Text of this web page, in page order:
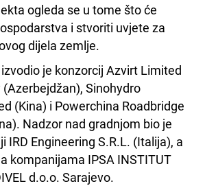
ogleda se u tome što će
i stvoriti uvjete za
dijela zemlje.
je konzorcij Azvirt Limited
Sinohydro
(Kina) i Powerchina Roadbridge
Nadzor nad gradnjom bio je
IRD Engineering S.R.L. (Italija), a
kompanijama IPSA INSTITUT
d.o.o. Sarajevo.